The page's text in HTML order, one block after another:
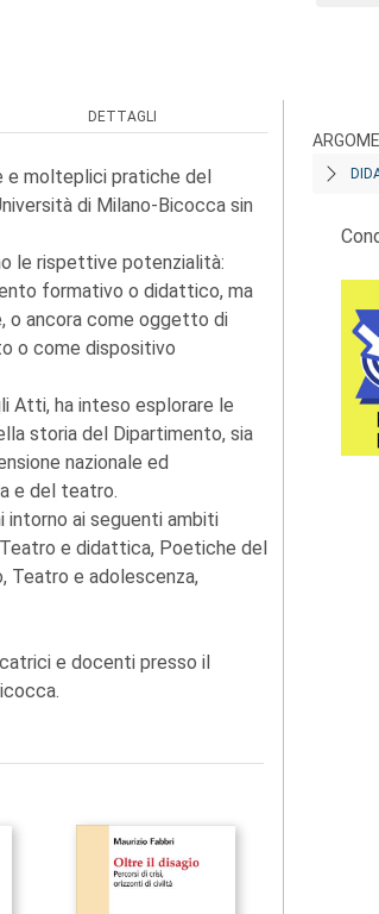
DETTAGLI
e molteplici pratiche del
di Milano-Bicocca sin
le rispettive potenzialità:
formativo o didattico, ma
o ancora come oggetto di
o come dispositivo
Atti, ha inteso esplorare le
storia del Dipartimento, sia
nazionale ed
e del teatro.
intorno ai seguenti ambiti
e didattica, Poetiche del
Teatro e adolescenza,
e docenti presso il